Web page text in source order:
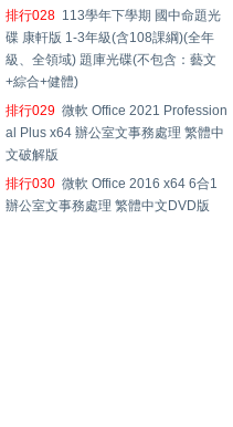
排行028 113學年下學期 國中命題光
碟 康軒版 1-3年級(含108課綱)(全年
級、全領域) 題庫光碟(不包含：藝文
+綜合+健體)
排行029 微軟 Office 2021 Profession
al Plus x64 辦公室文事務處理 繁體中
文破解版
排行030 微軟 Office 2016 x64 6合1
辦公室文事務處理 繁體中文DVD版